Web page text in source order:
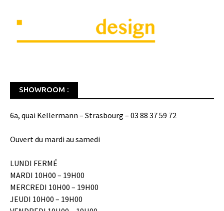
SHOWROOM :
6a, quai Kellermann – Strasbourg – 03 88 37 59 72
Ouvert du mardi au samedi
LUNDI FERMÉ
MARDI 10H00 – 19H00
MERCREDI 10H00 – 19H00
JEUDI 10H00 – 19H00